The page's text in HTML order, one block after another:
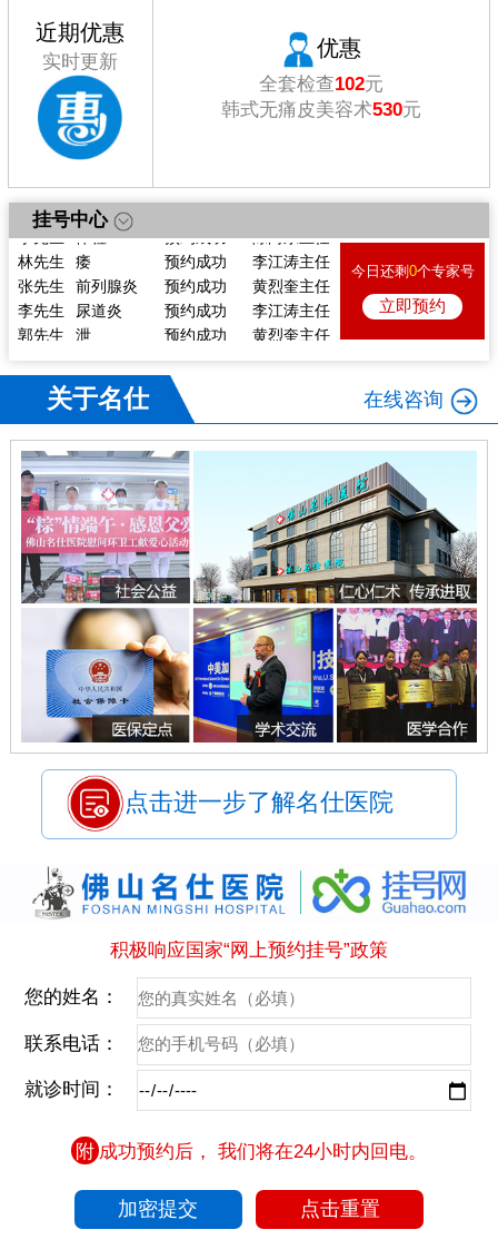
近期优惠
实时更新
优惠
全套检查102元
韩式无痛皮美容术530元
挂号中心
戴先生 痿 预约成功
陈向东主任
李先生
体检
林先生
痿 预约成功
李江涛主任
张先生
前列腺炎 预约成功
黄烈奎主任
李先生
尿道炎 预约成功
李江涛主任
郭先生
泄 预约成功
黄烈奎主任
戴先生 痿 预约成功
李先生 体检 预约成功
林先生 痿 预约成功
李江涛主任
张先生
前列腺炎 预约成功
黄烈奎主任
李先生 尿道炎 预约成功
今日还剩 0个专家号
立即预约
关于名仕 在线咨询
点击进一步了解名仕医院
积极响应国家“网上预约挂号”政策
您的姓名：
联系电话：
就诊时间：
附 成功预约后， 我们将在24小时内回电。